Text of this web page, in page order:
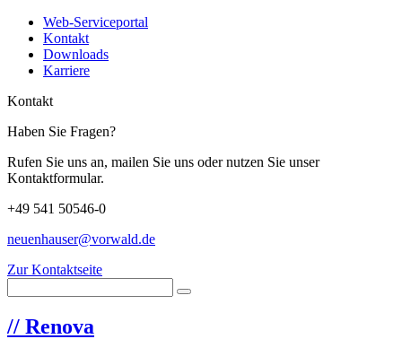
Web-Serviceportal
Kontakt
Downloads
Karriere
Kontakt
Haben Sie Fragen?
Rufen Sie uns an, mailen Sie uns oder nutzen Sie unser
Kontaktformular.
+49 541 50546-0
neuenhauser@vorwald.de
Zur Kontaktseite
// Renova